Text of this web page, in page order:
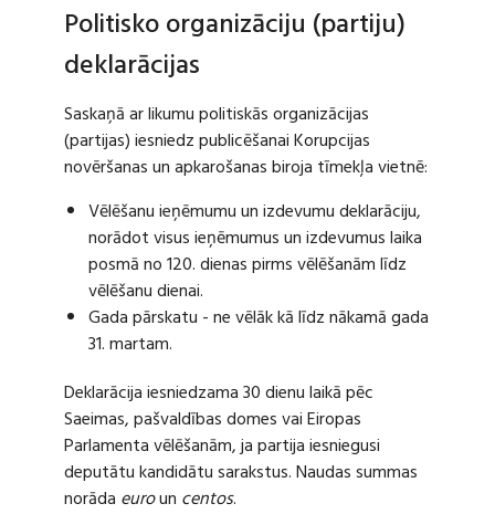
Politisko organizāciju (partiju)
deklarācijas
Saskaņā ar likumu politiskās organizācijas
(partijas) iesniedz publicēšanai Korupcijas
novēršanas un apkarošanas biroja tīmekļa vietnē:
Vēlēšanu ieņēmumu un izdevumu deklarāciju,
norādot visus ieņēmumus un izdevumus laika
posmā no 120. dienas pirms vēlēšanām līdz
vēlēšanu dienai.
Gada pārskatu - ne vēlāk kā līdz nākamā gada
31. martam.
Deklarācija iesniedzama 30 dienu laikā pēc
Saeimas, pašvaldības domes vai Eiropas
Parlamenta vēlēšanām, ja partija iesniegusi
deputātu kandidātu sarakstus. Naudas summas
norāda euroun centos.